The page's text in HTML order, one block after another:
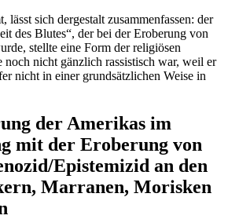
lässt sich dergestalt zusammenfassen: der
des Blutes“, der bei der Eroberung von
stellte eine Form der religiösen
nicht gänzlich rassistisch war, weil er
nicht in einer grundsätzlichen Weise in
der Amerikas im
mit der Eroberung von
Epistemizid an den
Marranen, Morisken